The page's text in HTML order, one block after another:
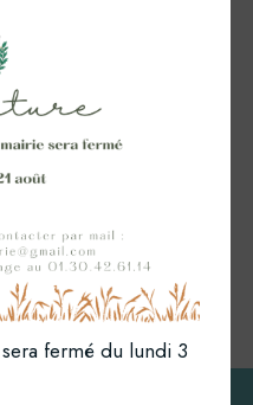
ou simplement
nous vous souhaitons
fermé du lundi 3